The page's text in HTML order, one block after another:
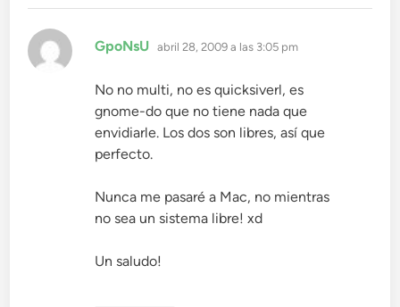
GpoNsU dice:
abril 28, 2009 a las 3:05 pm
No no multi, no es quicksiverl, es
gnome-do que no tiene nada que
envidiarle. Los dos son libres, así que
perfecto.
Nunca me pasaré a Mac, no mientras
no sea un sistema libre! xd
Un saludo!